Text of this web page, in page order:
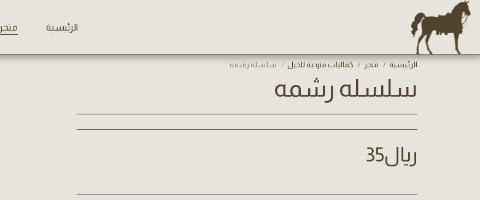
الرئيسية متجر
الرئيسية متجر كماليات منوعه للخيل سلسله رشمه
سلسله رشمه
﷼35